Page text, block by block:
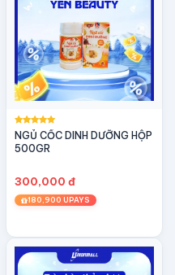
NGỦ CỐC DINH DƯỠNG HỘP
500GR
300,000 đ
180,900 UPAYS